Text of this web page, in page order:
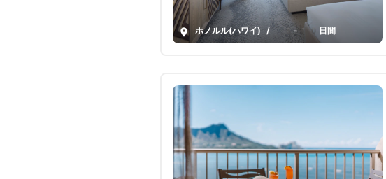
ホノルル(ハワイ) / 5-10日間